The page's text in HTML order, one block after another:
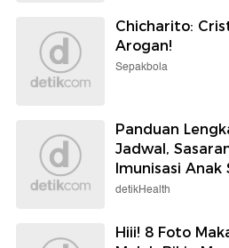
Chicharito:
Arogan!
Sepakbola
Panduan
Jadwal,
Imunisasi Anak
detikHealth
Hiii! 8 Foto